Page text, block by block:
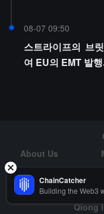
08-07 09:50
스트라이프의 브
여 EU의 EMT 발
About Us
Risk Warning
Qiong
ChainCatcher
Building the Web3